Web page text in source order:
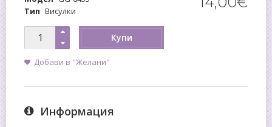
Тип Висулки
Купи
Добави в "Желани"
Информация